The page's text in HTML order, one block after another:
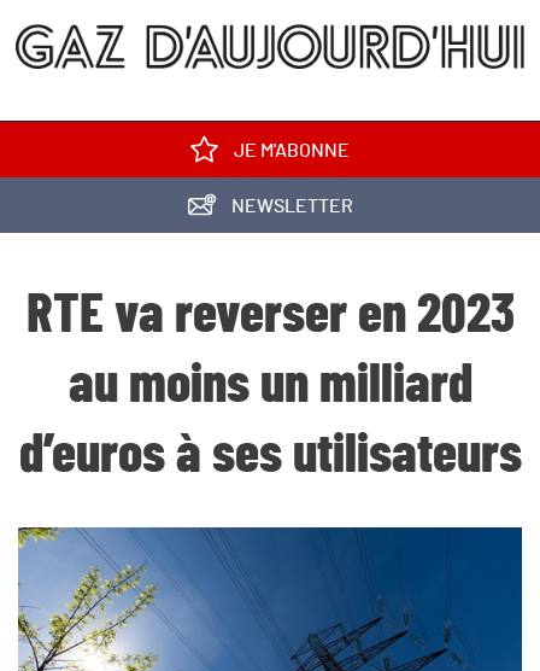
JE M'ABONNE
NEWSLETTER
RTE va reverser en 2023
au moins un milliard
d’euros à ses utilisateurs